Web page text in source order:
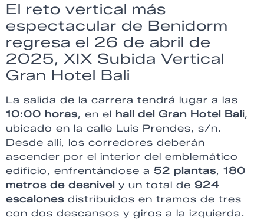
El reto vertical más
espectacular de Benidorm
regresa el 26 de abril de
2025, XIX Subida Vertical
Gran Hotel Bali
La salida de la carrera tendrá lugar a las
10:00 horas, en el hall del Gran Hotel Bali,
ubicado en la calle Luis Prendes, s/n.
Desde allí, los corredores deberán
ascender por el interior del emblemático
edificio, enfrentándose a 52 plantas, 180
metros de desnivel y un total de 924
escalones distribuidos en tramos de tres
con dos descansos y giros a la izquierda.